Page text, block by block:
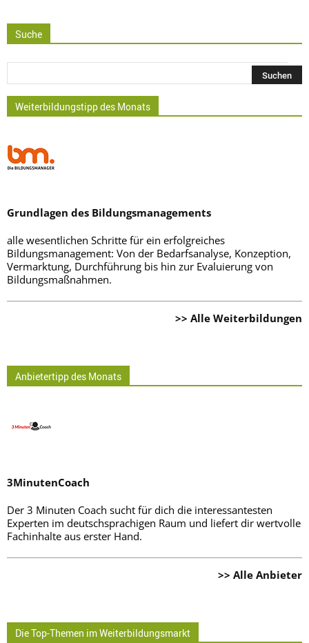
Suche
Weiterbildungstipp des Monats
Grundlagen des Bildungsmanagements
alle wesentlichen Schritte für ein erfolgreiches
Bildungsmanagement: Von der Bedarfsanalyse, Konzeption,
Vermarktung, Durchführung bis hin zur Evaluierung von
Bildungsmaßnahmen.
>> Alle Weiterbildungen
Anbietertipp des Monats
3MinutenCoach
Der 3 Minuten Coach sucht für dich die interessantesten
Experten im deutschsprachigen Raum und liefert dir wertvolle
Fachinhalte aus erster Hand.
>> Alle Anbieter
Die Top-Themen im Weiterbildungsmarkt